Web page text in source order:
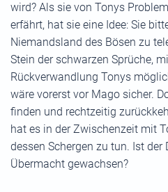
wird? Als sie von Tonys
erfährt, hat sie eine Idee: Sie
Niemandsland des Bösen zu
Stein der schwarzen Sprüche,
Rückverwandlung Tonys
wäre vorerst vor Mago sicher.
finden und rechtzeitig
hat es in der Zwischenzeit mit
dessen Schergen zu tun. Ist der
Übermacht gewachsen?